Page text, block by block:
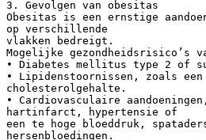
3. Gevolgen van obesitas
Obesitas is een ernstige
op verschillende
vlakken bedreigt.
Mogelijke gezondheidsrisico’s
• Diabetes mellitus type 2 of
• Lipidenstoornissen, zoals een
cholesterolgehalte.
• Cardiovasculaire
hartinfarct, hypertensie of
een te hoge bloeddruk,
hersenbloedingen.